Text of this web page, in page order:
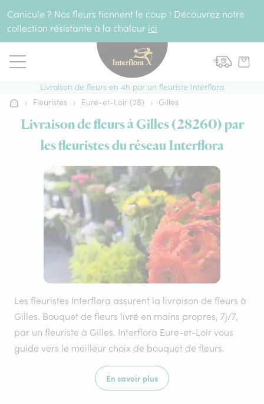
Canicule ? Nos fleurs tiennent le coup ! Découvrez notre
collection résistante à la chaleur ici
Livraison de fleurs en 4h par un fleuriste Interflora
Accueil
› Fleuristes › Eure-et-Loir (28) › Gilles
Livraison de fleurs à Gilles (28260) par
les fleuristes du réseau Interflora
Les fleuristes Interflora assurent la livraison de fleurs à
Gilles. Bouquet de fleurs livré en mains propres, 7j/7,
par un fleuriste à Gilles. Interflora Eure-et-Loir vous
guide vers le meilleur choix de bouquet de fleurs.
En savoir plus